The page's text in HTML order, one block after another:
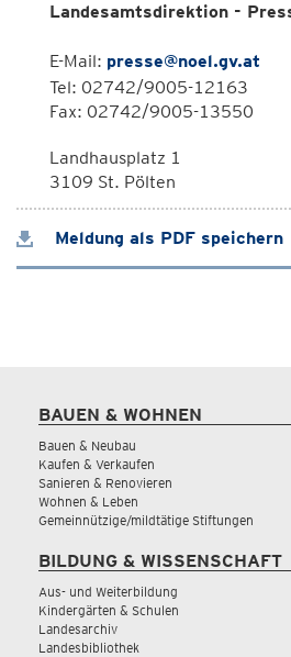
Landesamtsdirektion -
E-Mail: presse@noel.gv.at
Tel: 02742/9005-12163
Fax: 02742/9005-13550
Landhausplatz 1
3109 St. Pölten
Meldung als PDF speichern
BAUEN & WOHNEN
Bauen & Neubau
Kaufen & Verkaufen
Sanieren & Renovieren
Wohnen & Leben
Gemeinnützige/mildtätige Stiftungen
BILDUNG & WISSENSCHAFT
Aus- und Weiterbildung
Kindergärten & Schulen
Landesarchiv
Landesbibliothek